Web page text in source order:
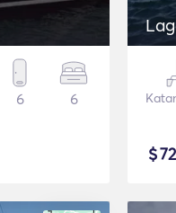
6 6
$